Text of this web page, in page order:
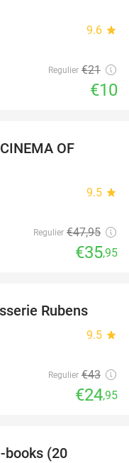
9.6 star
Regulier €21
€10
OF
9.5 star
Regulier €47,95
€35,95
42%
Rubens
9.5 star
Regulier €43
€24,95
books (20